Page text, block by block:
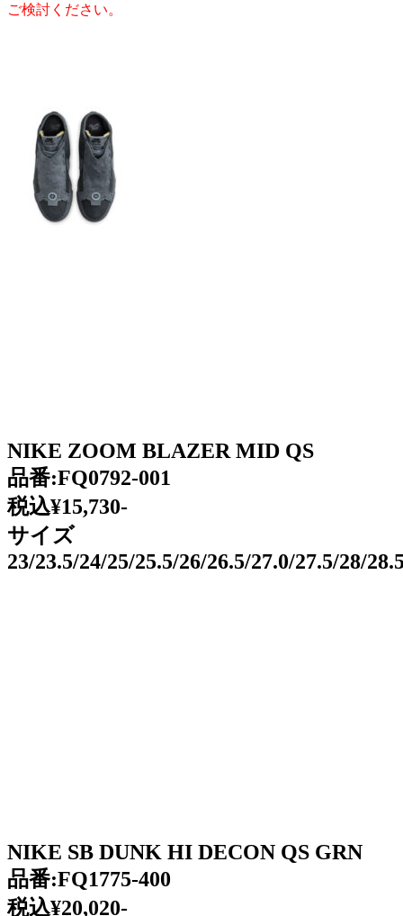
ご検討ください。
NIKE ZOOM BLAZER MID QS
品番:FQ0792-001
税込¥15,730-
サイズ
23/23.5/24/25/25.5/26/26.5/27.0/27.5/28/
NIKE SB DUNK HI DECON QS GRN
品番:FQ1775-400
税込¥20,020-